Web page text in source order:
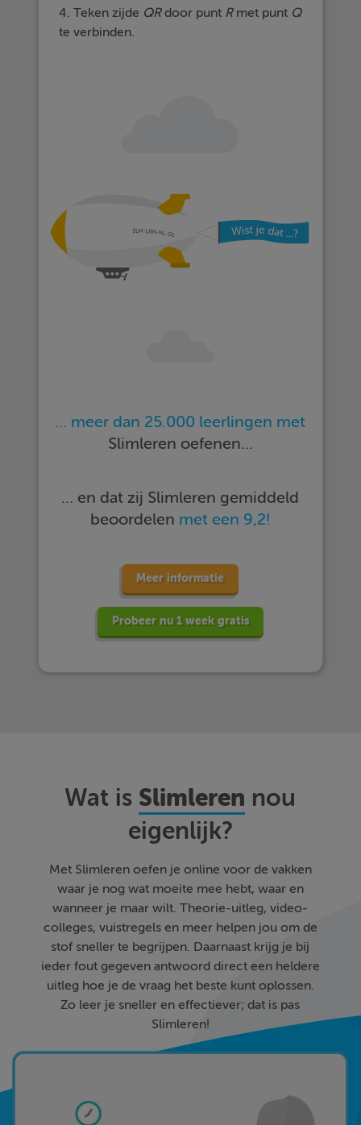
4. Teken zijde QRdoor punt Rmet punt Q
te verbinden.
… meer dan 25.000 leerlingen met
Slimleren oefenen…
… en dat zij Slimleren gemiddeld
beoordelen met een 9,2!
Meer informatie
Probeer nu 1 week gratis
Wat is Slimleren nou
eigenlijk?
Met Slimleren oefen je online voor de vakken
waar je nog wat moeite mee hebt, waar en
wanneer je maar wilt. Theorie-uitleg, video-
colleges, vuistregels en meer helpen jou om de
stof sneller te begrijpen. Daarnaast krijg je bij
ieder fout gegeven antwoord direct een heldere
uitleg hoe je de vraag het beste kunt oplossen.
Zo leer je sneller en effectiever; dat is pas
Slimleren!